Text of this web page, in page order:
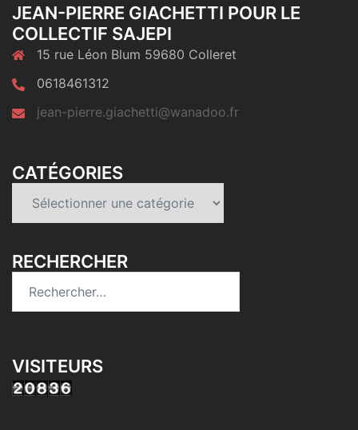
JEAN-PIERRE GIACHETTI POUR LE
COLLECTIF SAJEPI
15 rue Léon Blum 59680 Colleret
0618461312
jean-pierre.giachetti@wanadoo.fr
CATÉGORIES
RECHERCHER
VISITEURS